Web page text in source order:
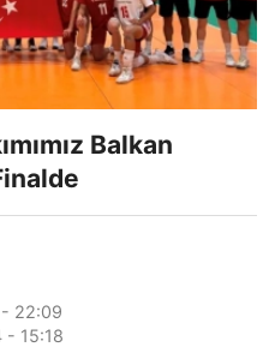
Balkan
- 22:09
- 15:18